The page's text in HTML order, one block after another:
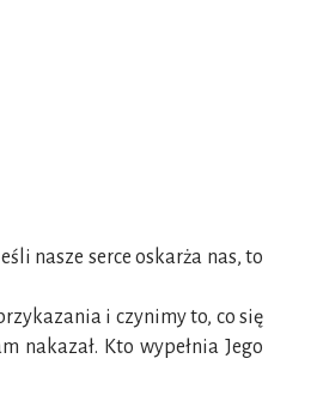
nasze serce oskarża nas, to
i czynimy to, co się
nakazał. Kto wypełnia Jego